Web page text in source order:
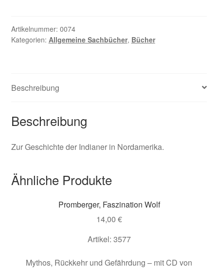
Mohaxks
Menge
Artikelnummer: 0074
Kategorien: Allgemeine Sachbücher, Bücher
Beschreibung
Beschreibung
Zur Geschichte der Indianer in Nordamerika.
Ähnliche Produkte
Promberger, Faszination Wolf
14,00 €
Artikel: 3577
Mythos, Rückkehr und Gefährdung – mit CD von